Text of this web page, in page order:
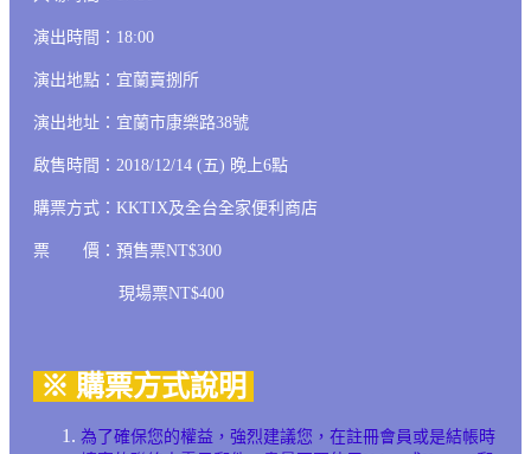
演出時間：18:00
演出地點：宜蘭賣捌所
演出地址：宜蘭市康樂路38號
啟售時間：2018/12/14 (五) 晚上6點
購票方式：KKTIX及全台全家便利商店
票 價：預售票NT$300
現場票NT$400
※ 購票方式說明
為了確保您的權益，強烈建議您，在註冊會員或是結帳時